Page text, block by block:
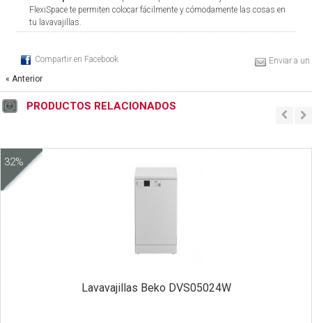
FlexiSpace te permiten colocar fácilmente y cómodamente las cosas en
tu lavavajillas.
Compartir en Facebook
Enviar a
« Anterior
PRODUCTOS RELACIONADOS
32%
Lavavajillas Beko DVS05024W